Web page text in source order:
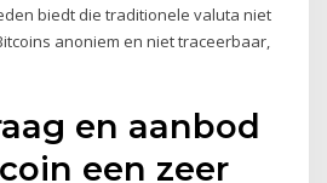
biedt die traditionele valuta niet
anoniem en niet traceerbaar,
en aanbod
een zeer